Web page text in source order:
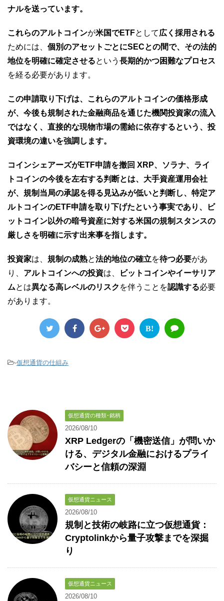
ナルを送っています。
これらのアルトコインが米国でETFとして広く採用される
ためには、 個別のアセットごとにSECとの間で、その法的
地位を明確に確定させるという 長期的かつ困難なプロセス
を経る必要があります。
この申請取り下げは、これらのアルトコインの価格形成
が、今後も規制された金融商品を通じた機関投資家の流入
ではなく、直接的な現物市場の需給に依存するという、投
資環境の違いを強調します。
コインシェアーズがETF申請を撤回 XRP、ソラナ、ライ
トコインの今後を左右する判断とは、大手資産運用会社
が、規制当局の承認を得る見込みが低いと判断し、特定ア
ルトコインのETF申請を取り下げたという事実であり、ビ
ットコイン以外の暗号資産に対する米国の規制スタンスの
厳しさを明確に示す出来事を指します。
投資家は、 規制の成熟と法的地位の確立を待つ必要があ
り、 アルトコインへの投資は、
ビットコインやイーサリア
ムとは異なる高レベルのリスク を伴うことを認識する必要
があります。
B!
-仮想通貨の仕組み
仮想通貨の種類･銘柄
2026/08/10
XRP Ledgerの「機密送信」が問いか
ける、デジタル金融におけるプライ
バシーと信頼の深淵
仮想通貨ニュース
2026/08/10
規制と技術の岐路に立つ仮想通貨：
Cryptolinkから量子攻撃までを深掘
り
仮想通貨ニュース
2026/08/10